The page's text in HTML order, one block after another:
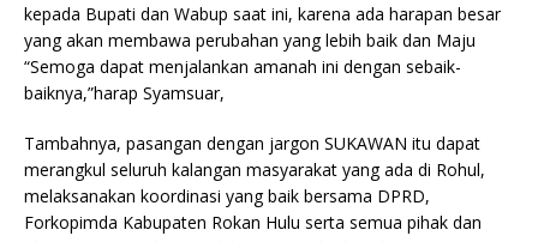
kepada Bupati dan Wabup saat ini, karena ada harapan besar
yang akan membawa perubahan yang lebih baik dan Maju
“Semoga dapat menjalankan amanah ini dengan sebaik-
baiknya,”harap Syamsuar,
Tambahnya, pasangan dengan jargon SUKAWAN itu dapat
merangkul seluruh kalangan masyarakat yang ada di Rohul,
melaksanakan koordinasi yang baik bersama DPRD,
Forkopimda Kabupaten Rokan Hulu serta semua pihak dan